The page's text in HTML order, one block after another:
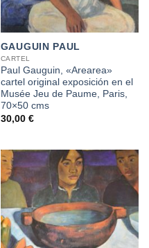
GAUGUIN PAUL
CARTEL
Paul Gauguin, «Arearea»
cartel original exposición en el
Musée Jeu de Paume, Paris,
70×50 cms
30,00 €